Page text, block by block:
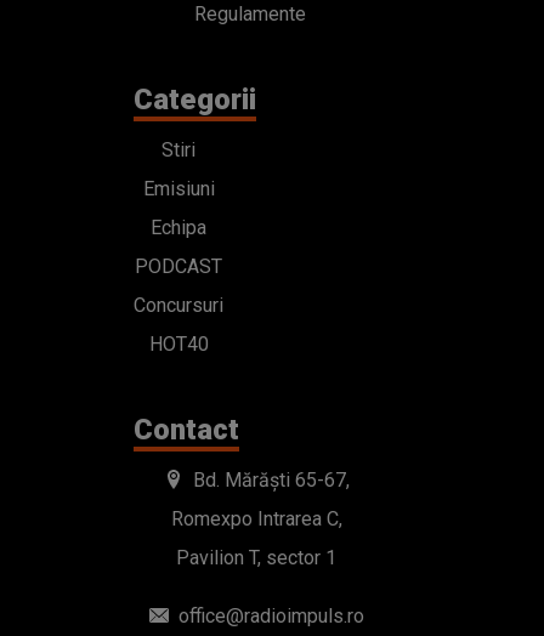
Regulamente
Categorii
Stiri
Emisiuni
Echipa
PODCAST
Concursuri
HOT40
Contact
Bd. Mărăști 65-67,
Romexpo Intrarea C,
Pavilion T, sector 1
office@radioimpuls.ro